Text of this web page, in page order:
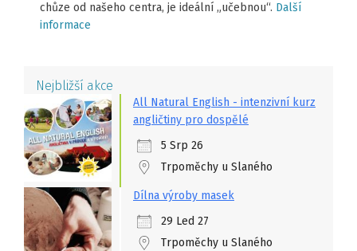
chůze od našeho centra, je ideální „učebnou“. Další
informace
Nejbližší akce
All Natural English - intenzivní kurz
angličtiny pro dospělé
5 Srp 26
Trpoměchy u Slaného
Dílna výroby masek
29 Led 27
Trpoměchy u Slaného